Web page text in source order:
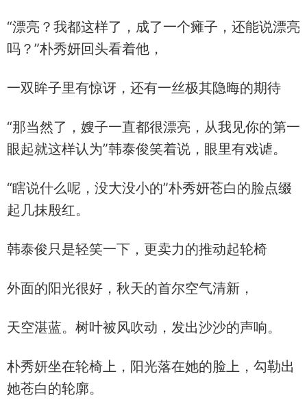
“漂亮？我都这样了，成了一个瘫子，还能说漂亮
吗？”朴秀妍回头看着他，
一双眸子里有惊讶，还有一丝极其隐晦的期待
“那当然了，嫂子一直都很漂亮，从我见你的第一
眼起就这样认为”韩泰俊笑着说，眼里有戏谑。
“瞎说什么呢，没大没小的”朴秀妍苍白的脸点缀
起几抹殷红。
韩泰俊只是轻笑一下，更卖力的推动起轮椅
外面的阳光很好，秋天的首尔空气清新，
天空湛蓝。树叶被风吹动，发出沙沙的声响。
朴秀妍坐在轮椅上，阳光落在她的脸上，勾勒出
她苍白的轮廓。